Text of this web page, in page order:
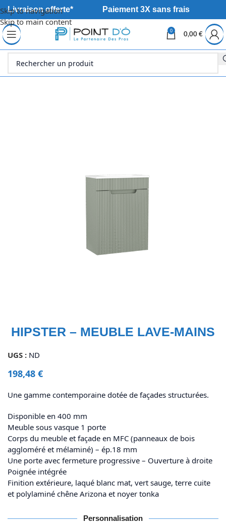
Skip to navigation
Skip to main content
Livraison offerte* Paiement 3X sans frais
0
0,00 €
Accueil Sanitaire Meuble
HIPSTER – MEUBLE LAVE-MAINS
UGS : ND
198,48 €
Une gamme contemporaine dotée de façades structurées.
Disponible en 400 mm
Meuble sous vasque 1 porte
Corps du meuble et façade en MFC (panneaux de bois
aggloméré et mélaminé) – ép.18 mm
Une porte avec fermeture progressive – Ouverture à droite
Poignée intégrée
Finition extérieure, laqué blanc mat, vert sauge, terre cuite
et polylaminé chêne Arizona et noyer tonka
Personnalisation